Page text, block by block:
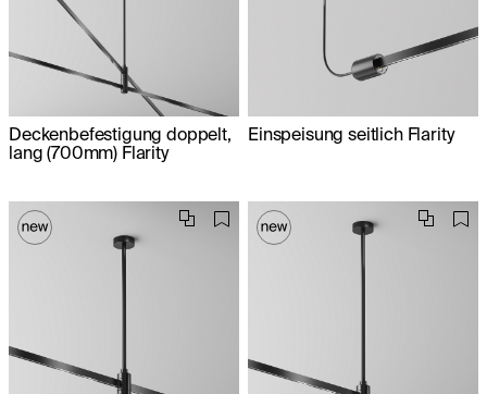
Deckenbefestigung doppelt,
lang (700mm) Flarity
Einspeisung seitlich Flarity